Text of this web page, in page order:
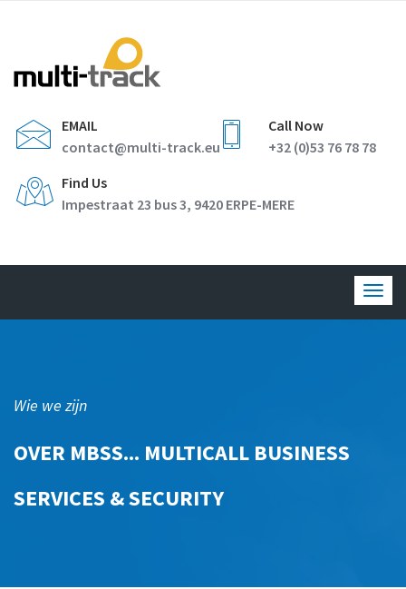
EMAIL
contact@multi-track.eu
Call Now
+32 (0)53 76 78 78
Find Us
Impestraat 23 bus 3, 9420 ERPE-MERE
Wie we zijn
OVER MBSS... MULTICALL BUSINESS
SERVICES & SECURITY